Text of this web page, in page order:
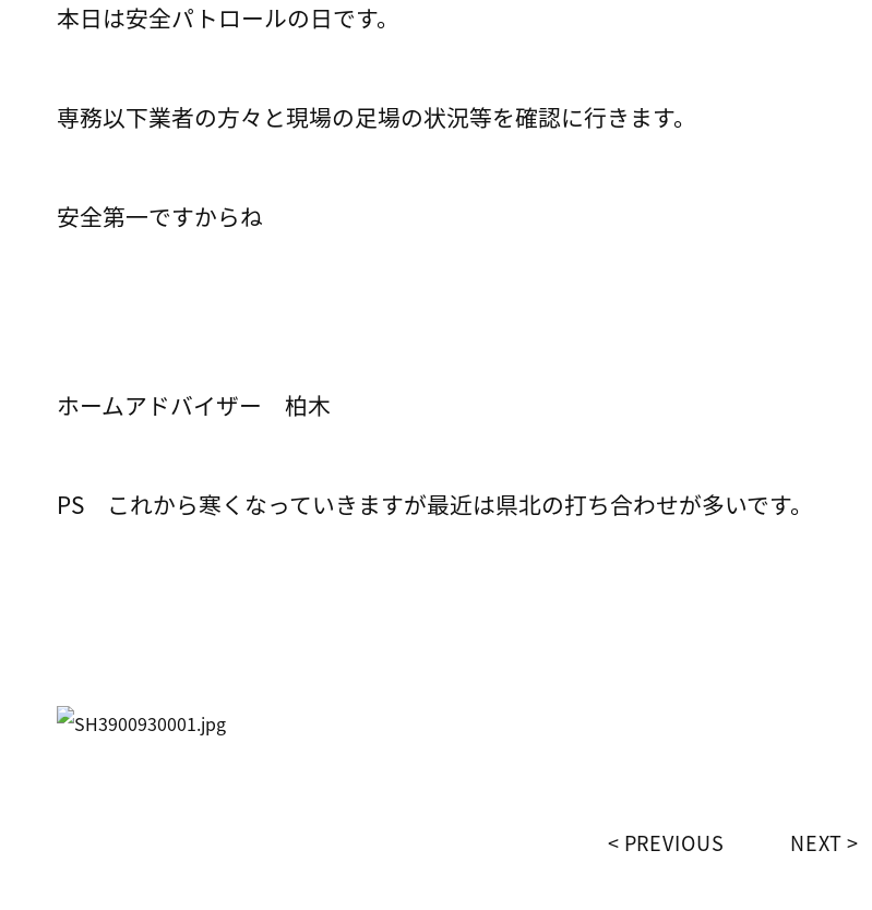
本日は安全パトロールの日です。
専務以下業者の方々と現場の足場の状況等を確認に行きます。
安全第一ですからね
ホームアドバイザー 柏木
PS これから寒くなっていきますが最近は県北の打ち合わせが多いです。
PREVIOUS NEXT